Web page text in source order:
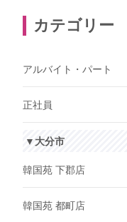
カテゴリー
アルバイト・パート
正社員
▼大分市
韓国苑 下郡店
韓国苑 都町店